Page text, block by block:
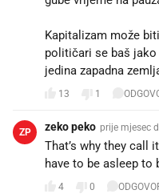
Kapitalizam može
političari se baš
jedina zapadna
13 1
ZP zeko peko prije mjesec
That’s why they call
have to be asleep to
4 0